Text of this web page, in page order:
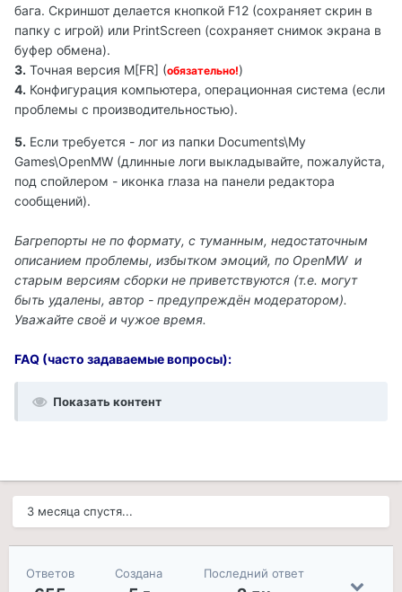
бага. Скриншот делается кнопкой F12 (сохраняет скрин в
папку с игрой) или PrintScreen (сохраняет снимок экрана в
буфер обмена).
3. Точная версия M[FR] (обязательно!)
4. Конфигурация компьютера, операционная система (если
проблемы с производительностью).
5. Если требуется - лог из папки Documents\My
Games\OpenMW (длинные логи выкладывайте, пожалуйста,
под спойлером - иконка глаза на панели редактора
сообщений).
Багрепорты не по формату, с туманным, недостаточным
описанием проблемы, избытком эмоций, по OpenMW и
старым версиям сборки не приветствуются (т.е. могут
быть удалены, автор - предупреждён модератором).
Уважайте своё и чужое время.
FAQ (часто задаваемые вопросы):
Показать контент
3 месяца спустя...
Ответов Создана Последний ответ